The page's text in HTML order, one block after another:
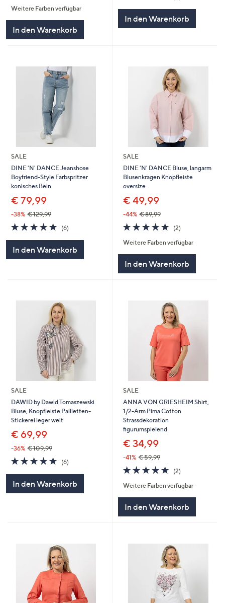
5
Weitere Farben verfügbar
In den Warenkorb
von
In den Warenkorb
SALE
DINE 'N' DANCE Jeanshose
Boyfriend-Style Farbspritzer
konisches Bein
€ 79,99
-38% € 129,99
5.0
von
5
(6)
In den Warenkorb
SALE
DINE 'N' DANCE Bluse, langarm
Blusenkragen Knopfleiste
oversize
€ 49,99
-44% € 89,99
5.0
von
5
(2)2
Weitere Farben verfügbar
In den Warenkorb
SALE
DAWID by Dawid Tomaszewski
Bluse, Knopfleiste Pailletten-
Stickerei leger weit
€ 69,99
-36% € 109,99
5.0
von
5
(6)
In den Warenkorb
SALE
ANNA VON GRIESHEIM Shirt,
1/2-Arm Pima Cotton
Strassdekoration
figurumspielend
€ 34,99
-41% € 59,99
5.0
von
5
(2)2
Weitere Farben verfügbar
In den Warenkorb